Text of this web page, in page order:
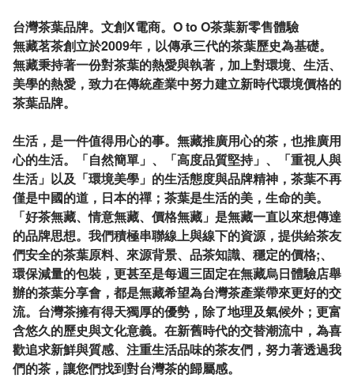
台灣茶葉品牌。文創X電商。O to O茶葉新零售體驗
無藏茗茶創立於2009年，以傳承三代的茶葉歷史為基礎。
無藏秉持著一份對茶葉的熱愛與執著，加上對環境、生活、
美學的熱愛，致力在傳統產業中努力建立新時代環境價格的
茶葉品牌。
生活，是一件值得用心的事。無藏推廣用心的茶，也推廣用
心的生活。「自然簡單」、「高度品質堅持」、「重視人與
生活」以及「環境美學」的生活態度與品牌精神，茶葉不再
僅是中國的道，日本的禪；茶葉是生活的美，生命的美。
「好茶無藏、情意無藏、價格無藏」是無藏一直以來想傳達
的品牌思想。我們積極串聯線上與線下的資源，提供給茶友
們安全的茶葉原料、來源背景、品茶知識、穩定的價格;、
環保減量的包裝，更甚至是每週三固定在無藏烏日體驗店舉
辦的茶葉分享會，都是無藏希望為台灣茶產業帶來更好的交
流。台灣茶擁有得天獨厚的優勢，除了地理及氣候外；更富
含悠久的歷史與文化意義。在新舊時代的交替潮流中，為喜
歡追求新鮮與質感、注重生活品味的茶友們，努力著透過我
們的茶，讓您們找到對台灣茶的歸屬感。